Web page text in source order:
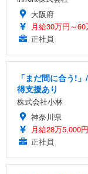
大阪府
月給30万円～60
正社員
「まだ間に合う!
得支援あり
株式会社小林
神奈川県
月給28万5,000
正社員